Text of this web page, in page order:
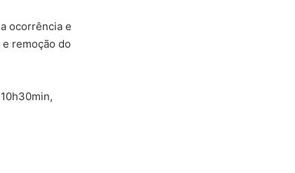
ocorrência e
remoção do